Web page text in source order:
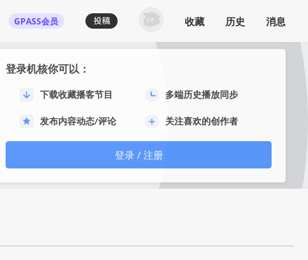
GPASS会员
登录机核你可以：
下载收藏播客节目 多端历史播放同步
发布内容动态/评论 关注喜欢的创作者
登录 / 注册
收藏 历史 消息